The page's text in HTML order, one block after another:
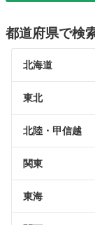
都道府県で検
北海道
東北
北陸・甲信越
関東
東海